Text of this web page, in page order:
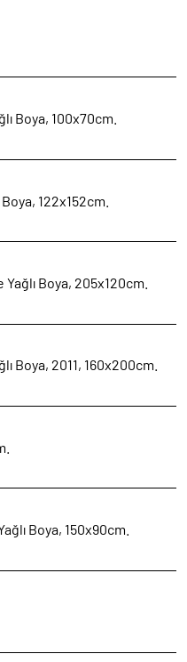
Boya, 100x70cm.
122x152cm.
Boya, 205x120cm.
Boya, 2011, 160x200cm.
Boya, 150x90cm.